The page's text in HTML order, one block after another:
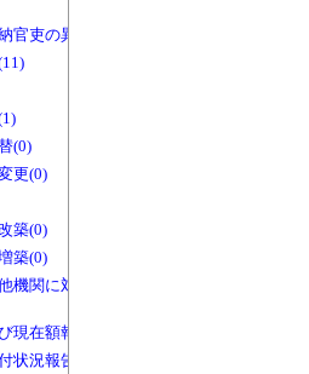
官吏の異動(0)
(0)
更(0)
築(0)
築(0)
機関に対する報告書
現在額報告書(32)
状況報告書(0)